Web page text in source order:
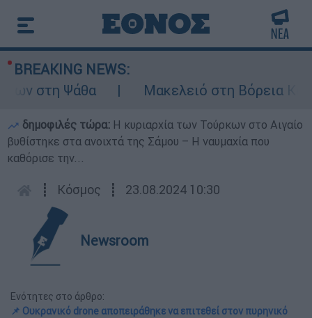
BREAKING NEWS:
στη Ψάθα
Μακελειό στη Βόρεια
δημοφιλές τώρα: Η κυριαρχία των Τούρκων στο Αιγαίο
βυθίστηκε στα ανοιχτά της Σάμου – Η ναυμαχία που
καθόρισε την...
┋ Κόσμος ┋ 23.08.2024 10:30
Newsroom
Ενότητες στο άρθρο:
📌 Ουκρανικό drone αποπειράθηκε να επιτεθεί στον πυρηνικό